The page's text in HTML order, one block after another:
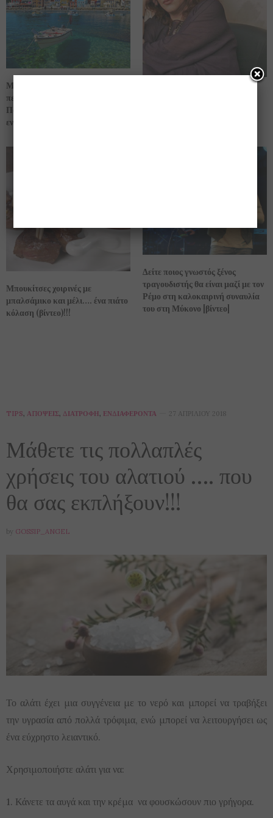
Μια εκπληκτική εναέρια
περιήγηση στην κοσμοπολίτισσα
Πάργα -βίντεο- που θα σας
εντυπωσιάσει!!!
Μπουκίτσες χοιρινές με
μπαλσάμικο και μέλι…. ένα πιάτο
κόλαση (βίντεο)!!!
Δείτε ποιος γνωστός ξένος
τραγουδιστής θα είναι μαζί με τον
Ρέμο στη καλοκαιρινή συναυλία
του στη Μύκονο [βίντεο]
TIPS, ΑΠΌΨΕΙΣ, ΔΙΑΤΡΟΦΉ, ΕΝΔΙΑΦΈΡΟΝΤΑ 27 ΑΠΡΙΛΊΟΥ 2018
Μάθετε τις πολλαπλές
χρήσεις του αλατιού …. που
θα σας εκπλήξουν!!!
by GOSSIP_ANGEL
Το αλάτι έχει μια συγγένεια με το νερό και μπορεί να τραβήξει
την υγρασία από πολλά τρόφιμα, ενώ μπορεί να λειτουργήσει ως
ένα εύχρηστο λειαντικό.
Χρησιμοποιήστε αλάτι για να:
1. Κάνετε τα αυγά και την κρέμα να φουσκώσουν πιο γρήγορα.